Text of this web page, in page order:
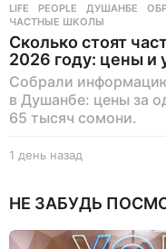
LIFE ,PEOPLE ДУШАНБЕ ,
ЧАСТНЫЕ ШКОЛЫ
Сколько стоят
2026 году: цены и
Собрали
в Душанбе: цены за
65 тысяч сомони.
1 день назад
н
н
НЕ ЗАБУДЬ